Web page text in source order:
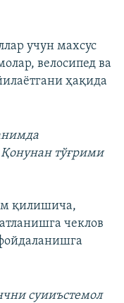
учун махсус
велосипед ва
ҳақида
тўғрими
қилишича,
чеклов
суииъстемол